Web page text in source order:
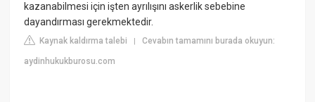
kazanabilmesi için işten ayrılışını askerlik sebebine
dayandırması gerekmektedir.
Kaynak kaldırma talebi |Cevabın tamamını burada okuyun:
aydinhukukburosu.com